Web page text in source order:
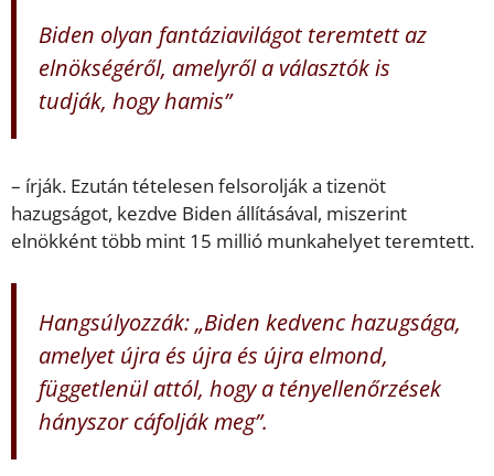
Biden olyan fantáziavilágot teremtett az
elnökségéről, amelyről a választók is
tudják, hogy hamis”
– írják. Ezután tételesen felsorolják a tizenöt
hazugságot, kezdve Biden állításával, miszerint
elnökként több mint 15 millió munkahelyet teremtett.
Hangsúlyozzák: „Biden kedvenc hazugsága,
amelyet újra és újra és újra elmond,
függetlenül attól, hogy a tényellenőrzések
hányszor cáfolják meg”.